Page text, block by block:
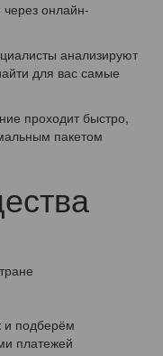
онлайн-
анализируют
для вас самые
проходит быстро,
пакетом
и подберём
платежей